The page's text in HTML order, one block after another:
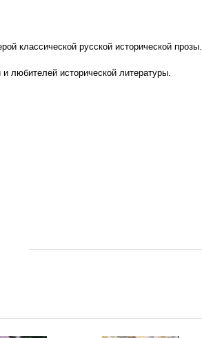
классической русской исторической прозы.
любителей исторической литературы.